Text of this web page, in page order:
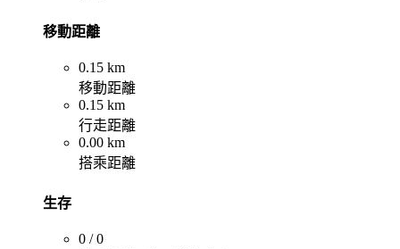
移動距離
0.15 km
移動距離
0.15 km
行走距離
0.00 km
搭乘距離
生存
0 / 0